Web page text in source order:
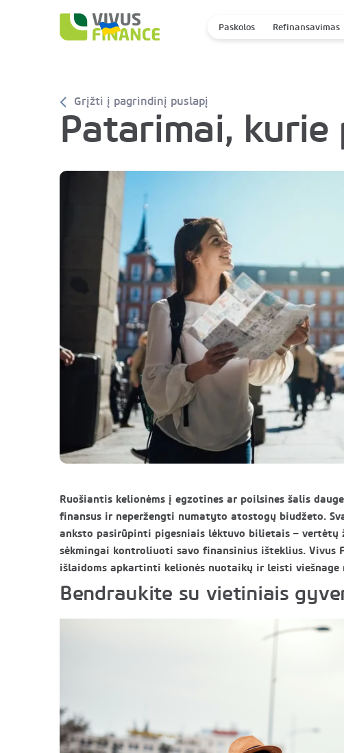
Paskolos Refinansavimas
Grįžti į pagrindinį puslapį
Patarimai,
Ruošiantis kelionėms į egzotines ar poilsines šalis
finansus ir neperžengti numatyto atostogų biudžeto.
anksto pasirūpinti pigesniais lėktuvo bilietais –
sėkmingai kontroliuoti savo finansinius išteklius. Vivus
išlaidoms apkartinti kelionės nuotaikų ir leisti viešnage
Bendraukite su vietiniais